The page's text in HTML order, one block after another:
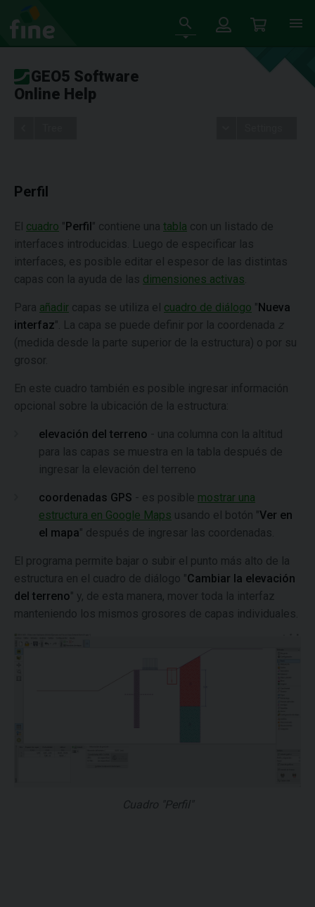
GEO5 Software
Online Help
Perfil
El cuadro "Perfil" contiene una tabla con un listado de
interfaces introducidas. Luego de especificar las
interfaces, es posible editar el espesor de las distintas
capas con la ayuda de las dimensiones activas
Para añadir capas se utiliza el cuadro de diálogo "Nueva
interfaz". La capa se puede definir por la coordenada z
(medida desde la parte superior de la estructura) o por su
grosor.
En este cuadro también es posible ingresar información
opcional sobre la ubicación de la estructura:
elevación del terreno - una columna con la altitud
para las capas se muestra en la tabla después de
ingresar la elevación del terreno
coordenadas GPS - es posible mostrar una
estructura en Google Maps usando el botón "Ver en
el mapa" después de ingresar las coordenadas.
El programa permite bajar o subir el punto más alto de la
estructura en el cuadro de diálogo "Cambiar la elevación
del terreno" y, de esta manera, mover toda la interfaz
manteniendo los mismos grosores de capas individuales.
Cuadro "Perfil"